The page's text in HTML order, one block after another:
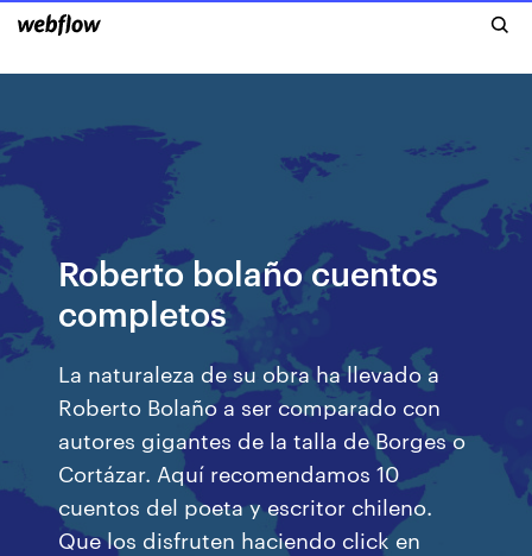
Roberto bolaño cuentos
completos
La naturaleza de su obra ha llevado a
Roberto Bolaño a ser comparado con
autores gigantes de la talla de Borges o
Cortázar. Aquí recomendamos 10
cuentos del poeta y escritor chileno.
Que los disfruten haciendo click en